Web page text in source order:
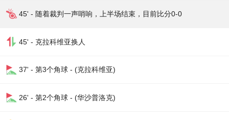
45' - 随着裁判一声哨响，上半场结束，目前比分0-0
45' - 克拉科维亚换人
37' - 第3个角球 - (克拉科维亚)
26' - 第2个角球 - (华沙普洛克)